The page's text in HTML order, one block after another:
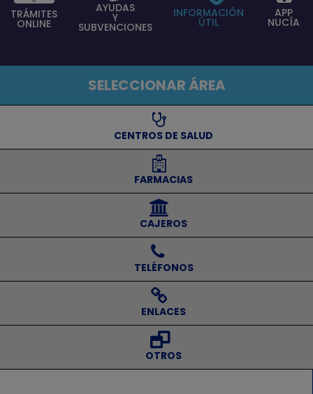
TRÁMITES
ONLINE
AYUDAS
Y
SUBVENCIONES
INFORMACIÓN
ÚTIL
APP
NUCÍA
SELECCIONAR ÁREA
⠀⠀CENTROS DE SALUD
⠀⠀FARMACIAS
⠀⠀CAJEROS
⠀⠀TELÉFONOS
⠀⠀ENLACES
⠀⠀OTROS